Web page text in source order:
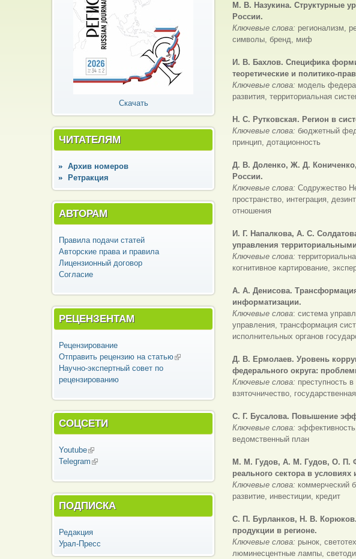
Скачать
ЧИТАТЕЛЯМ
Архив номеров
Ретракция
АВТОРАМ
Правила подачи статей
Авторские права и правила
Лицензионный договор
Согласие
РЕЦЕНЗЕНТАМ
Рецензирование
Отправить рецензию на статью(внешняя
Научно-экспертный совет по
рецензированию
СОЦСЕТИ
Youtube(внешняя ссылка)
Telegram (внешняя ссылка)
ПОДПИСКА
Редакция
Урал-Пресс
М. В. Назукина. Структурные
России.
Ключевые слова: регионализм,
символы, бренд, миф
И. В. Бахлов. Специфика
теоретические и политико-
Ключевые слова: модель
развития, территориальная
Н. С. Рутковская. Регион в
Ключевые слова: бюджетный
принцип, дотационность
Д. В. Доленко, Ж. Д.
России.
Ключевые слова: Содружество
пространство, интеграция,
отношения
И. Г. Напалкова, А. С.
управления
Ключевые слова:
когнитивное картирование,
А. А. Денисова.
информатизации.
Ключевые слова: система
управления, трансформация
исполнительных органов
Д. В. Ермолаев. Уровень
федерального округа:
Ключевые слова: преступность
взяточничество,
С. Г. Бусалова. Повышение
Ключевые слова:
ведомственный план
М. М. Гудов, А. М. Гудов, О. П.
реального сектора в
Ключевые слова: коммерческий
развитие, инвестиции, кредит
С. П. Бурланков, Н. В.
продукции в регионе.
Ключевые слова: рынок,
люминесцентные лампы,